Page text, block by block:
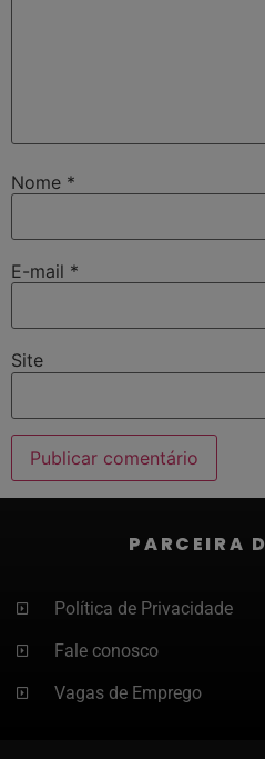
Nome *
E-mail *
Site
PARCEIRA
Política de Privacidade
Fale conosco
Vagas de Emprego